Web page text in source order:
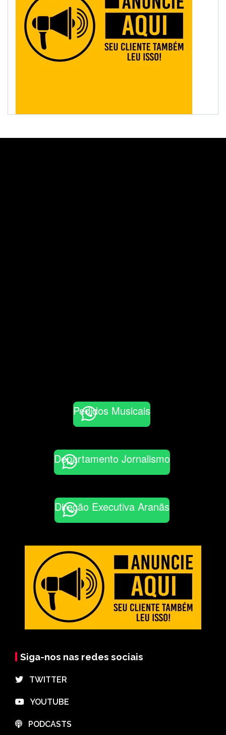
Pedidos Musicais
Departamento Jornalismo
Direção Executiva Aranãs
Siga-nos nas redes sociais
⠀TWITTER
⠀YOUTUBE
⠀PODCASTS